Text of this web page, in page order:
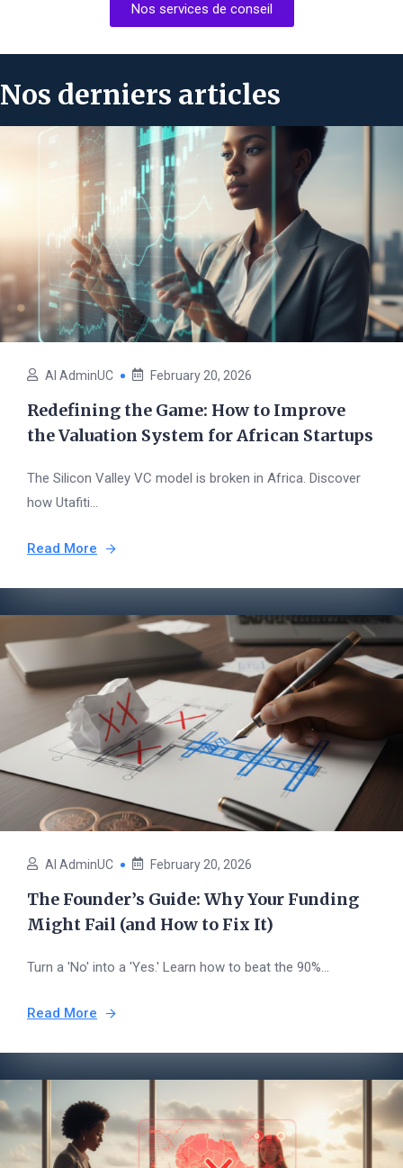
Nos services de conseil
Nos derniers articles
AI AdminUC February 20, 2026
Redefining the Game: How to Improve
the Valuation System for African Startups
The Silicon Valley VC model is broken in Africa. Discover
how Utafiti...
Read More
AI AdminUC February 20, 2026
The Founder’s Guide: Why Your Funding
Might Fail (and How to Fix It)
Turn a 'No' into a 'Yes.' Learn how to beat the 90%...
Read More